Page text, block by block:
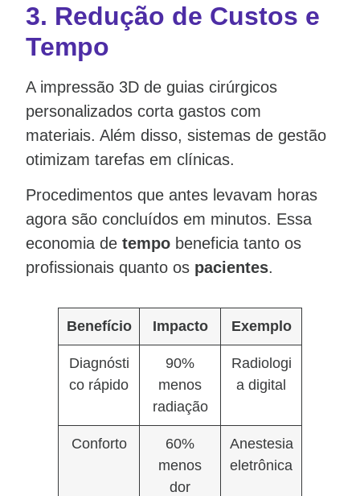
3. Redução de Custos e
Tempo
A impressão 3D de guias cirúrgicos
personalizados corta gastos com
materiais. Além disso, sistemas de gestão
otimizam tarefas em clínicas.
Procedimentos que antes levavam horas
agora são concluídos em minutos. Essa
economia de tempo beneficia tanto os
profissionais quanto os pacientes.
Benefício Impacto Exemplo
Diagnósti
co rápido
90%
menos
radiação
Radiologi
a digital
Conforto
60%
menos
dor
Anestesia
eletrônica